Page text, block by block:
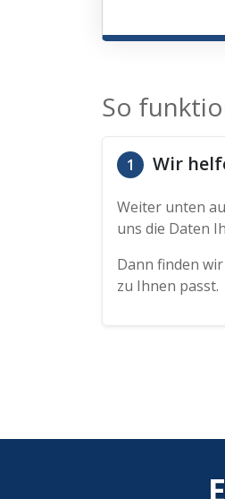
So
1 Wir
Weiter unten
uns die Daten
Dann finden
zu Ihnen passt.